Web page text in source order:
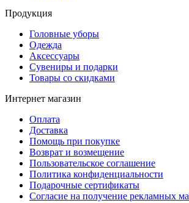
Продукция
Головные уборы
Одежда
Аксессуары
Сувениры и подарки
Товары со скидками
Интернет магазин
Оплата
Доставка
Помощь при покупке
Возврат и возмещение
Пользовательское соглашение
Политика конфиденциальности
Подарочные сертификаты
Согласие на получение рекламных